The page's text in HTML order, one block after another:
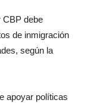
CBP debe
de inmigración
según la
apoyar políticas